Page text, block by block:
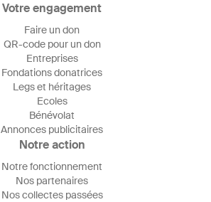
Votre engagement
Faire un don
QR-code pour un don
Entreprises
Fondations donatrices
Legs et héritages
Ecoles
Bénévolat
Annonces publicitaires
Notre action
Notre fonctionnement
Nos partenaires
Nos collectes passées